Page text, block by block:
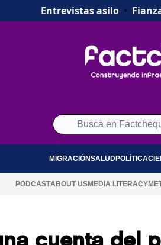
Entrevistas asilo•
MIGRACIÓNSALUDPOLÍTICA
PODCASTABOUT USMEDIA LITERACY